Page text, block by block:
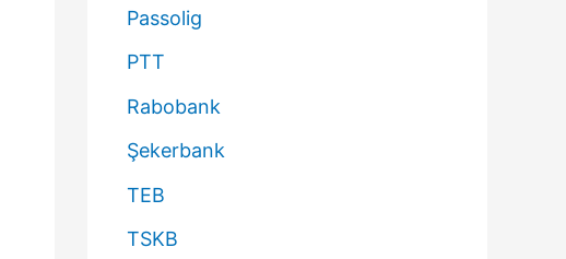
Passolig
PTT
Rabobank
Şekerbank
TEB
TSKB